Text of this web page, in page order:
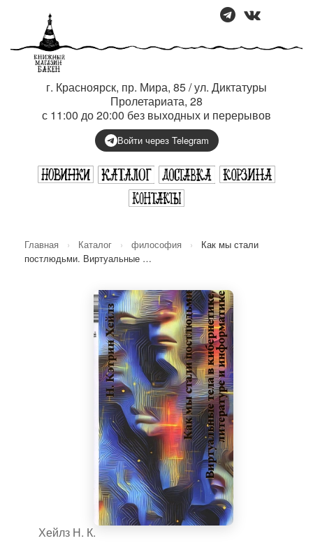
г. Красноярск, пр. Мира, 85 / ул. Диктатуры
Пролетариата, 28
с 11:00 до 20:00 без выходных и перерывов
Войти через Telegram
Главная › Каталог › философия ›
Как мы стали
постлюдьми. Виртуальные …
Хейлз Н. К.